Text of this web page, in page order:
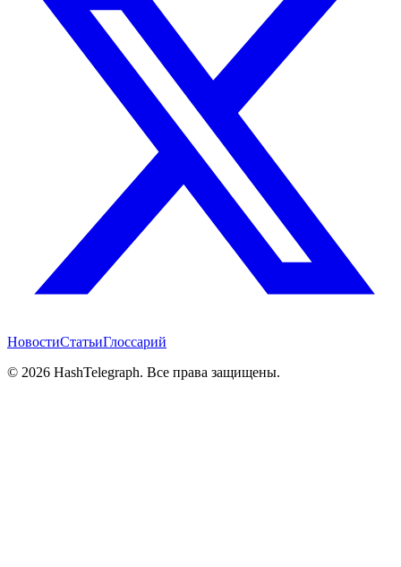
НовостиСтатьиГлоссарий
© 2026 HashTelegraph. Все права защищены.